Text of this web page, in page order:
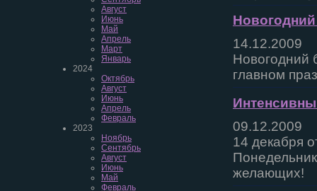
Август
Июнь
Май
Апрель
Март
Январь
2024
Октябрь
Август
Июнь
Апрель
Февраль
2023
Ноябрь
Сентябрь
Август
Июнь
Май
Февраль
14.12.2009
Новогодний
главном
09.12.2009
14 декабря
желающих!